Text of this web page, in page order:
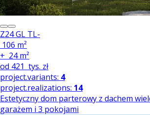
Z24 GL TL-
106 m²
+ 24 m²
od 421 tys. zł
project.variants: 4
project.realizations: 14
Estetyczny dom parterowy z dachem
garażem i 3 pokojami